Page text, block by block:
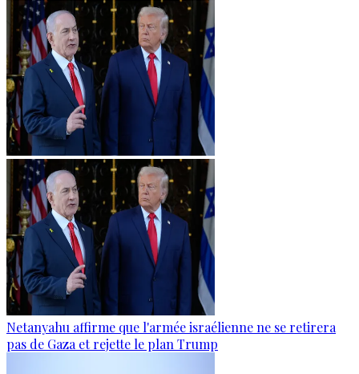
Netanyahu affirme que l'armée israélienne ne se retirera
pas de Gaza et rejette le plan Trump